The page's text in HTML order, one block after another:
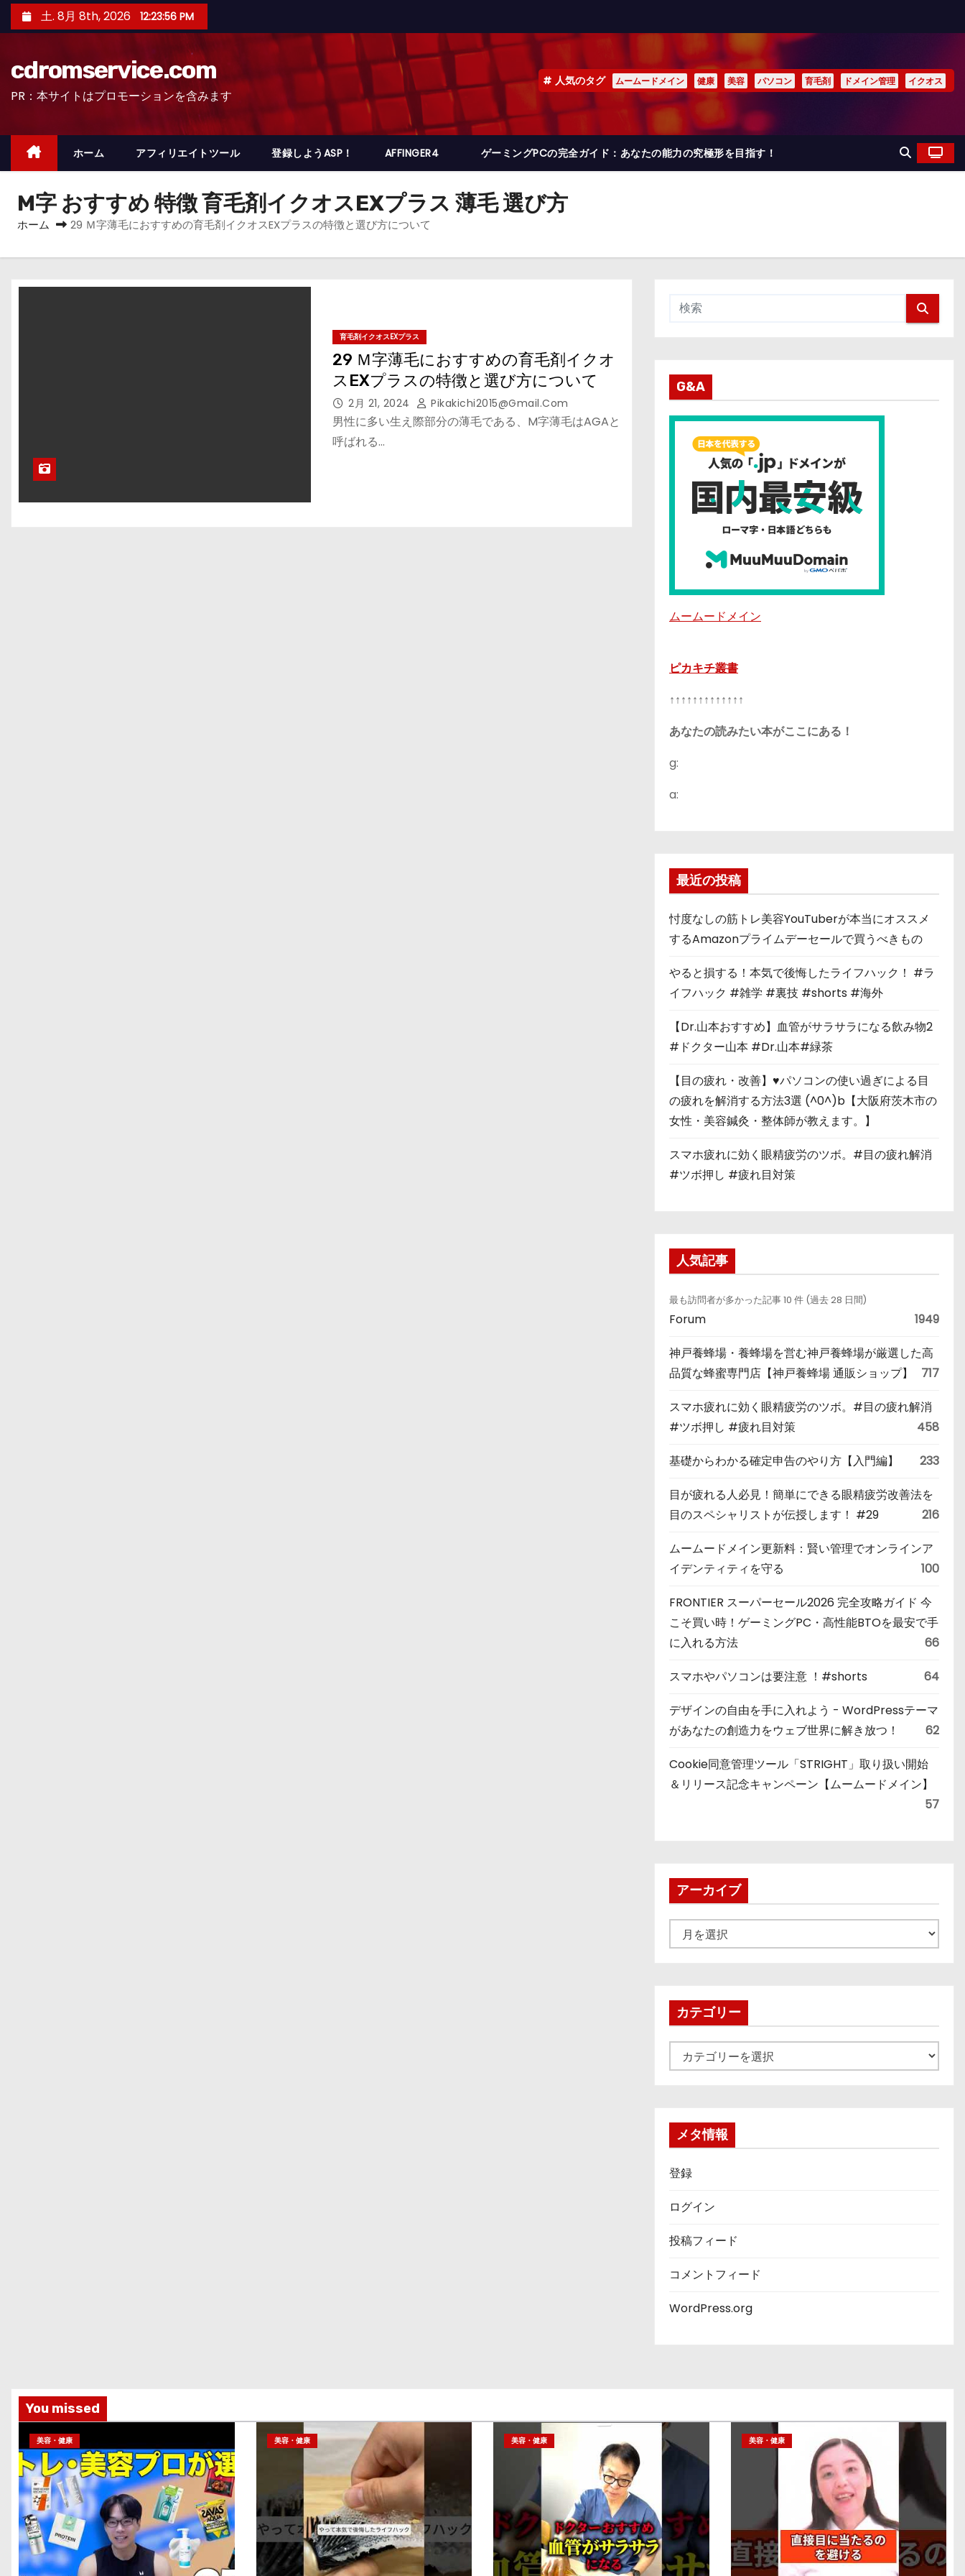
ン
ッ
土. 8月 8th, 2026 12:23:57 PM
cdromservice.com
PR：本サイトはプロモーションを含みます
人気のタグ ムームードメイン 健康 美容 パソコン 育毛剤 ドメイン管理 イクオス
ホーム アフィリエイトツール 登録しようASP！ AFFINGER4 ゲーミングPCの完全ガイド：あなたの能力の究極形を目指す！
M字 おすすめ 特徴 育毛剤イクオスEXプラス 薄毛 選び方
ホーム 29 Ｍ字薄毛におすすめの育毛剤イクオスEXプラスの特徴と選び方について
育毛剤イクオスEXプラス
29 Ｍ字薄毛におすすめの育毛剤イクオ
スEXプラスの特徴と選び方について
2月 21, 2024 Pikakichi2015@gmail.com
男性に多い生え際部分の薄毛である、M字薄毛はAGAと
呼ばれる…
G&A
ムームードメイン
ピカキチ叢書
↑↑↑↑↑↑↑↑↑↑↑↑↑
あなたの読みたい本がここにある！
g:
a:
最近の投稿
忖度なしの筋トレ美容YouTuberが本当にオススメ
するAmazonプライムデーセールで買うべきもの
やると損する！本気で後悔したライフハック！ #ラ
イフハック #雑学 #裏技 #shorts #海外
【Dr.山本おすすめ】血管がサラサラになる飲み物2
#ドクター山本 #Dr.山本#緑茶
【目の疲れ・改善】♥パソコンの使い過ぎによる目
の疲れを解消する方法3選 (^0^)b【大阪府茨木市の
女性・美容鍼灸・整体師が教えます。】
スマホ疲れに効く眼精疲労のツボ。#目の疲れ解消
#ツボ押し #疲れ目対策
人気記事
最も訪問者が多かった記事 10 件 (過去 28 日間)
Forum 1949
神戸養蜂場・養蜂場を営む神戸養蜂場が厳選した高
品質な蜂蜜専門店【神戸養蜂場 通販ショップ】
717
スマホ疲れに効く眼精疲労のツボ。#目の疲れ解消
#ツボ押し #疲れ目対策
458
基礎からわかる確定申告のやり方【入門編】 233
目が疲れる人必見！簡単にできる眼精疲労改善法を
目のスペシャリストが伝授します！ #29
216
ムームードメイン更新料：賢い管理でオンラインア
イデンティティを守る
100
FRONTIER スーパーセール2026 完全攻略ガイド 今
こそ買い時！ゲーミングPC・高性能BTOを最安で手
に入れる方法
66
スマホやパソコンは要注意 ！#shorts 64
デザインの自由を手に入れよう - WordPressテーマ
があなたの創造力をウェブ世界に解き放つ！
62
Cookie同意管理ツール「STRIGHT」取り扱い開始
＆リリース記念キャンペーン【ムームードメイン】
57
アーカイブ
ー
ブカテゴリー
テ
メタ情報
登録
ログイン
投稿フィード
コメントフィード
WordPress.org
You missed
美容・健康 美容・健康 美容・健康 美容・健康